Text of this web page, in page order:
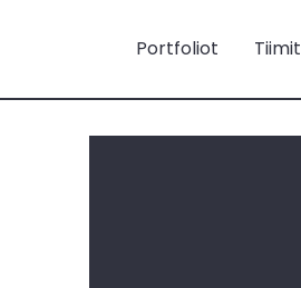
Portfoliot Tiimit